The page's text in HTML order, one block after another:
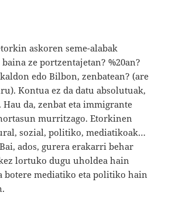
askoren seme-alabak
ze portzentajetan? %20an?
edo Bilbon, zenbatean? (are
Kontua ez da datu absolutuak,
da, zenbat eta immigrante
murritzago. Etorkinen
sozial, politiko, mediatikoak…
ados, gurera erakarri behar
lortuko dugu uholdea hain
botere mediatiko eta politiko hain